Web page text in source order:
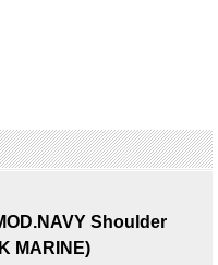
Shoulder
MARINE)